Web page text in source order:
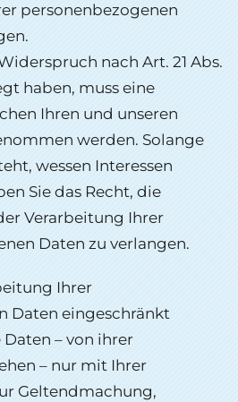
personenbezogenen
nach Art. 21 Abs.
haben, muss eine
Ihren und unseren
werden. Solange
wessen Interessen
Sie das Recht, die
Verarbeitung Ihrer
Daten zu verlangen.
Ihrer
Daten eingeschränkt
– von ihrer
– nur mit Ihrer
Geltendmachung,